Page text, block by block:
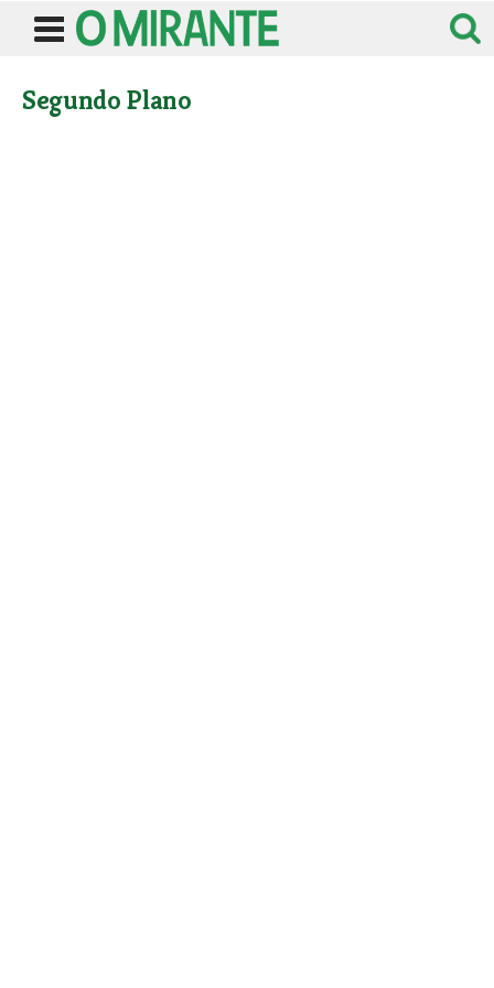
Segundo Plano